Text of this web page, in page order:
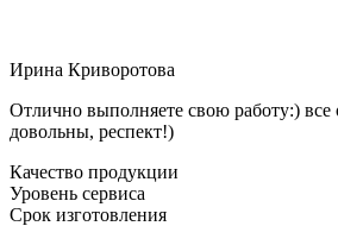
Ирина Криворотова
Отлично выполняете свою работу:) все
довольны, респект!)
Качество продукции
Уровень сервиса
Срок изготовления